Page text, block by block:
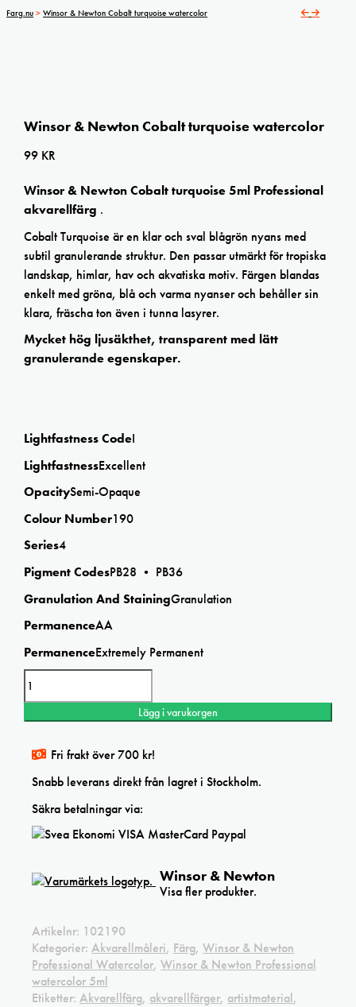
Farg.nu > Winsor & Newton Cobalt turquoise watercolor
Winsor & Newton Cobalt turquoise watercolor
99 KR
Winsor & Newton Cobalt turquoise 5ml Professional
akvarellfärg .
Cobalt Turquoise är en klar och sval blågrön nyans med
subtil granulerande struktur. Den passar utmärkt för tropiska
landskap, himlar, hav och akvatiska motiv. Färgen blandas
enkelt med gröna, blå och varma nyanser och behåller sin
klara, fräscha ton även i tunna lasyrer.
Mycket hög ljusäkthet, transparent med lätt
granulerande egenskaper.
Lightfastness CodeI
LightfastnessExcellent
OpacitySemi-Opaque
Colour Number190
Series4
Pigment CodesPB28 • PB36
Granulation And StainingGranulation
PermanenceAA
PermanenceExtremely Permanent
&
Newton
Cobalt
watercolor
mängd
Lägg i varukorgen
Fri frakt över 700 kr!
Snabb leverans direkt från lagret i Stockholm.
Säkra betalningar via:
Winsor & Newton
Visa fler produkter.
Artikelnr: 102190
Kategorier: Akvarellmåleri, Färg, Winsor & Newton
Professional Watercolor, Winsor & Newton Professional
watercolor 5ml
Etiketter: Akvarellfärg, akvarellfärger, artistmaterial,